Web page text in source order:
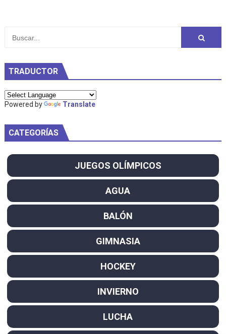
TRADUCTOR
Powered by Translate
CATEGORÍAS
JUEGOS OLÍMPICOS
AGUA
BALÓN
GIMNASIA
HOCKEY
INVIERNO
LUCHA